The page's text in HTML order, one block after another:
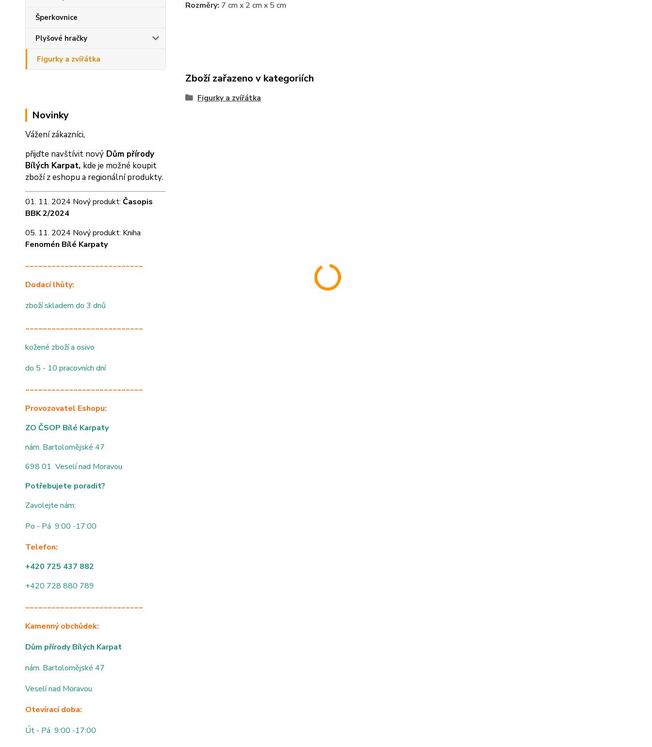
Šperkovnice
Plyšové hračky
Figurky a zvířátka
Novinky
Vážení zákazníci,
přijďte navštívit nový Dům přírody
Bílých Karpat, kde je možné koupit
zboží z eshopu a regionální produkty.
01. 11. 2024 Nový produkt: Časopis
BBK 2/2024
05. 11. 2024 Nový produkt: Kniha
Fenomén Bílé Karpaty
___________________________
Dodací lhůty:
zboží skladem do 3 dnů
___________________________
kožené zboží a osivo
do 5 - 10 pracovních dní
___________________________
Provozovatel Eshopu:
ZO ČSOP Bílé Karpaty
nám. Bartolomějské 47
698 01 Veselí nad Moravou
Potřebujete poradit?
Zavolejte nám:
Po - Pá 9:00 -17:00
Telefon:
+420 725 437 882
+420 728 880 789
___________________________
Kamenný obchůdek:
Dům přírody Bílých Karpat
nám. Bartolomějské 47
Veselí nad Moravou
Otevírací doba:
Út - Pá 9:00 -17:00
Rozměry: 7 cm x 2 cm x 5 cm
Zboží zařazeno v kategoriích
Figurky a zvířátka